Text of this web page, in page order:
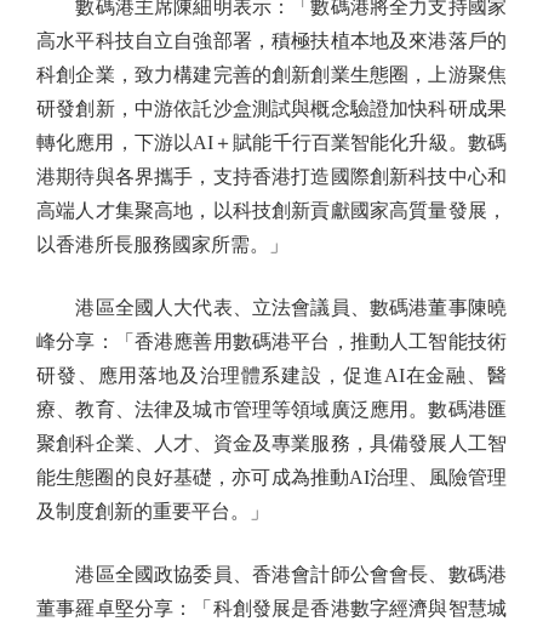
數碼港主席陳細明表示：「數碼港將全力支持國家
高水平科技自立自強部署，積極扶植本地及來港落戶的
科創企業，致力構建完善的創新創業生態圈，上游聚焦
研發創新，中游依託沙盒測試與概念驗證加快科研成果
轉化應用，下游以AI＋賦能千行百業智能化升級。數碼
港期待與各界攜手，支持香港打造國際創新科技中心和
高端人才集聚高地，以科技創新貢獻國家高質量發展，
以香港所長服務國家所需。」
港區全國人大代表、立法會議員、數碼港董事陳曉
峰分享：「香港應善用數碼港平台，推動人工智能技術
研發、應用落地及治理體系建設，促進AI在金融、醫
療、教育、法律及城市管理等領域廣泛應用。數碼港匯
聚創科企業、人才、資金及專業服務，具備發展人工智
能生態圈的良好基礎，亦可成為推動AI治理、風險管理
及制度創新的重要平台。」
港區全國政協委員、香港會計師公會會長、數碼港
董事羅卓堅分享：「科創發展是香港數字經濟與智慧城